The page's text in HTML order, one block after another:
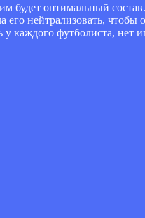
будет оптимальный
его нейтрализовать,
каждого футболиста, нет